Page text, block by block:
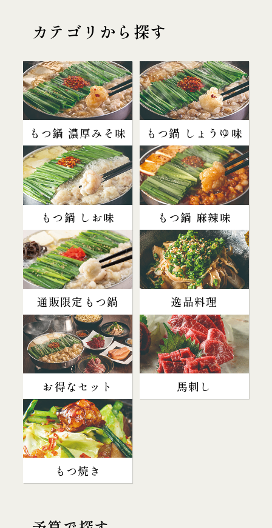
カテゴリから探す
もつ鍋 濃厚みそ味 もつ鍋 しょうゆ味
もつ鍋 しお味 もつ鍋 麻辣味
通販限定もつ鍋 逸品料理
お得なセット 馬刺し
もつ焼き